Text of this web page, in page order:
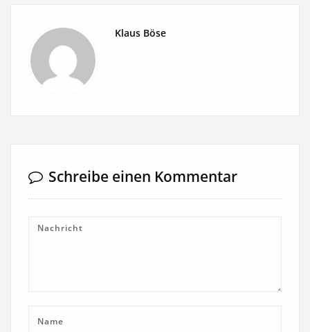
Klaus Böse
Schreibe einen Kommentar